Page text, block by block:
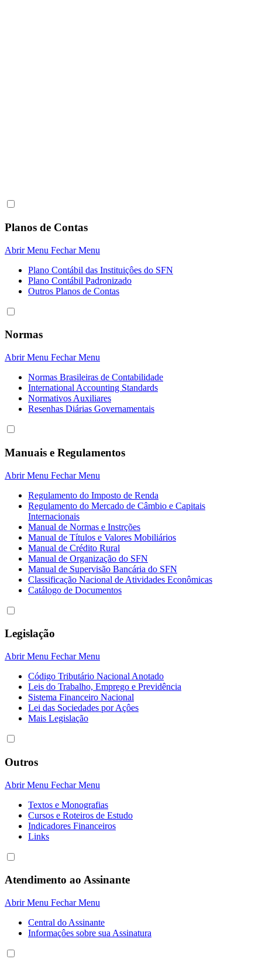
Planos de Contas
Abrir Menu Fechar Menu
Plano Contábil das Instituiçôes do SFN
Plano Contábil Padronizado
Outros Planos de Contas
Normas
Abrir Menu Fechar Menu
Normas Brasileiras de Contabilidade
International Accounting Standards
Normativos Auxiliares
Resenhas Diárias Governamentais
Manuais e Regulamentos
Abrir Menu Fechar Menu
Regulamento do Imposto de Renda
Regulamento do Mercado de Câmbio e Capitais
Internacionais
Manual de Normas e Instrções
Manual de Títulos e Valores Mobiliários
Manual de Crédito Rural
Manual de Organização do SFN
Manual de Supervisão Bancária do SFN
Classificação Nacional de Atividades Econômicas
Catálogo de Documentos
Legislação
Abrir Menu Fechar Menu
Código Tributário Nacional Anotado
Leis do Trabalho, Emprego e Previdência
Sistema Financeiro Nacional
Lei das Sociedades por Açôes
Mais Legislação
Outros
Abrir Menu Fechar Menu
Textos e Monografias
Cursos e Roteiros de Estudo
Indicadores Financeiros
Links
Atendimento ao Assinante
Abrir Menu Fechar Menu
Central do Assinante
Informaçôes sobre sua Assinatura